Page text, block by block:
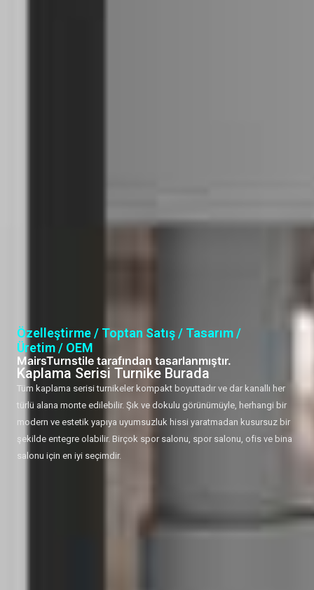
Özelleştirme / Toptan Satış / Tasarım /
Üretim / OEM
MairsTurnstile tarafından tasarlanmıştır.
Kaplama Serisi Turnike Burada
Tüm kaplama serisi turnikeler kompakt boyuttadır ve dar kanallı her
türlü alana monte edilebilir. Şık ve dokulu görünümüyle, herhangi bir
modern ve estetik yapıya uyumsuzluk hissi yaratmadan kusursuz bir
şekilde entegre olabilir. Birçok spor salonu, spor salonu, ofis ve bina
salonu için en iyi seçimdir.